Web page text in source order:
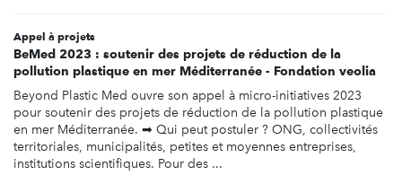
Appel à projets
BeMed 2023 : soutenir des projets de réduction de la
pollution plastique en mer Méditerranée - Fondation veolia
Beyond Plastic Med ouvre son appel à micro-initiatives 2023
pour soutenir des projets de réduction de la pollution plastique
en mer Méditerranée. ➡ Qui peut postuler ? ONG, collectivités
territoriales, municipalités, petites et moyennes entreprises,
institutions scientifiques. Pour des ...